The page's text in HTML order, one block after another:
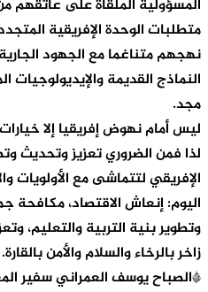
المسؤولية الملقاة على عاتقهم
متطلبات الوحدة الإفريقية
نهجهم متناغما مع الجهود
النماذج القديمة والإيديولوجيات
مجد.
ليس أمام نهوض إفريقيا إلا
لذا فمن الضروري تعزيز وتحديث
الإفريقي لتتماشى مع الأولويات
اليوم: إنعاش الاقتصاد، مكافحة
وتطوير بنية التربية والتعليم،
زاخر بالرخاء والسلام والأمن بالقارة.
*الصباح يوسف العمراني سفير